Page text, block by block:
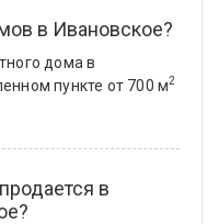
в Ивановское?
дома в
пункте от 700 м2
в